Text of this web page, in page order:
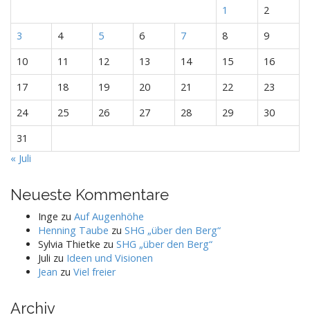
1
2
3
4 5 6 7 8
9
10
11 12 13 14 15
16
17
18 19 20 21 22
23
24
25 26 27 28 29
30
31
« Juli
Neueste Kommentare
Inge zu Auf Augenhöhe
Henning Taube zu SHG „über den Berg“
Sylvia Thietke zu SHG „über den Berg“
Juli zu Ideen und Visionen
Jean zu Viel freier
Archiv